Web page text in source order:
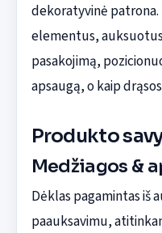
dekoratyvinė patrona.
elementus,
pasakojimą,
apsaugą, o kaip
Produkto
Medžiagos &
Dėklas pagamintas iš
paauksavimu,